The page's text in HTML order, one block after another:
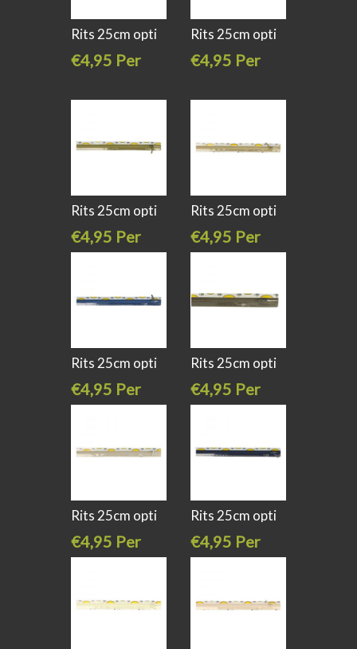
Rits 25cm opti
€4,95 Per
Rits 25cm opti
€4,95 Per
Rits 25cm opti
€4,95 Per
stuk
Rits 25cm opti
€4,95 Per
stuk
Rits 25cm opti
€4,95 Per
stuk
Rits 25cm opti
€4,95 Per
stuk
Rits 25cm opti
€4,95 Per
stuk
Rits 25cm opti
€4,95 Per
stuk